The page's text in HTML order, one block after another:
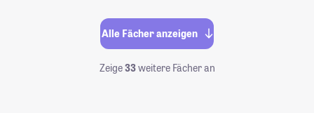
Alle Fächer anzeigen
Zeige33weitere Fächer an